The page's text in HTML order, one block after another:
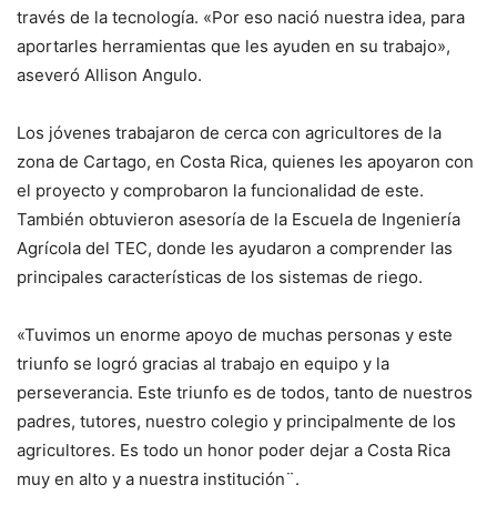
través de la tecnología. «Por eso nació nuestra idea, para
aportarles herramientas que les ayuden en su trabajo»,
aseveró Allison Angulo.
Los jóvenes trabajaron de cerca con agricultores de la
zona de Cartago, en Costa Rica, quienes les apoyaron con
el proyecto y comprobaron la funcionalidad de este.
También obtuvieron asesoría de la Escuela de Ingeniería
Agrícola del TEC, donde les ayudaron a comprender las
principales características de los sistemas de riego.
«Tuvimos un enorme apoyo de muchas personas y este
triunfo se logró gracias al trabajo en equipo y la
perseverancia. Este triunfo es de todos, tanto de nuestros
padres, tutores, nuestro colegio y principalmente de los
agricultores. Es todo un honor poder dejar a Costa Rica
muy en alto y a nuestra institución¨.